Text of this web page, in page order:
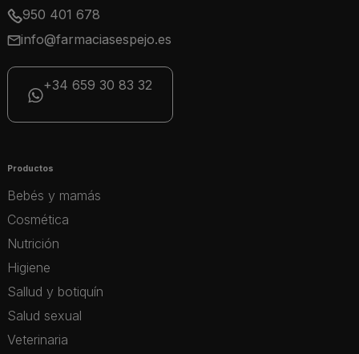
950 401 678
info@farmaciasespejo.es
+34 659 30 83 32
Productos
Bebés y mamás
Cosmética
Nutrición
Higiene
Sallud y botiquín
Salud sexual
Veterinaria